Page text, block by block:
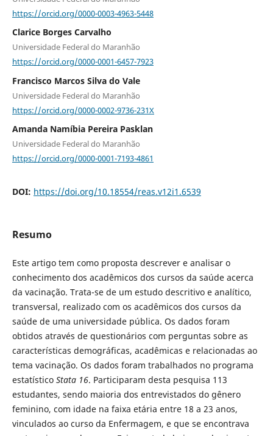
https://orcid.org/0000-0003-4963-5448
Clarice Borges Carvalho
Universidade Federal do Maranhão
https://orcid.org/0000-0001-6457-7923
Francisco Marcos Silva do Vale
Universidade Federal do Maranhão
https://orcid.org/0000-0002-9736-231X
Amanda Namíbia Pereira Pasklan
Universidade Federal do Maranhão
https://orcid.org/0000-0001-7193-4861
DOI: https://doi.org/10.18554/reas.v12i1.6539
Resumo
Este artigo tem como proposta descrever e analisar o
conhecimento dos acadêmicos dos cursos da saúde acerca
da vacinação. Trata-se de um estudo descritivo e analítico,
transversal, realizado com os acadêmicos dos cursos da
saúde de uma universidade pública. Os dados foram
obtidos através de questionários com perguntas sobre as
características demográficas, acadêmicas e relacionadas ao
tema vacinação. Os dados foram trabalhados no programa
estatístico Stata 16. Participaram desta pesquisa 113
estudantes, sendo maioria dos entrevistados do gênero
feminino, com idade na faixa etária entre 18 a 23 anos,
vinculados ao curso da Enfermagem, e que se encontrava